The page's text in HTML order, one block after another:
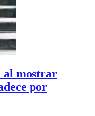
al mostrar
por